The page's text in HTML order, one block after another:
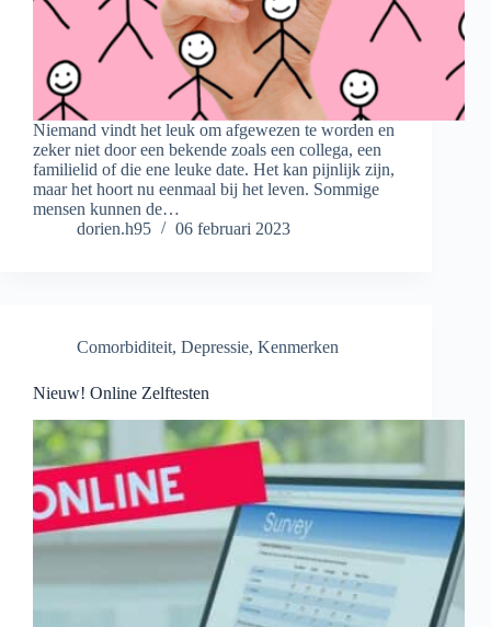
Niemand vindt het leuk om afgewezen te worden en
zeker niet door een bekende zoals een collega, een
familielid of die ene leuke date. Het kan pijnlijk zijn,
maar het hoort nu eenmaal bij het leven. Sommige
mensen kunnen de…
dorien.h95
06 februari 2023
Comorbiditeit, Depressie, Kenmerken
Nieuw! Online Zelftesten